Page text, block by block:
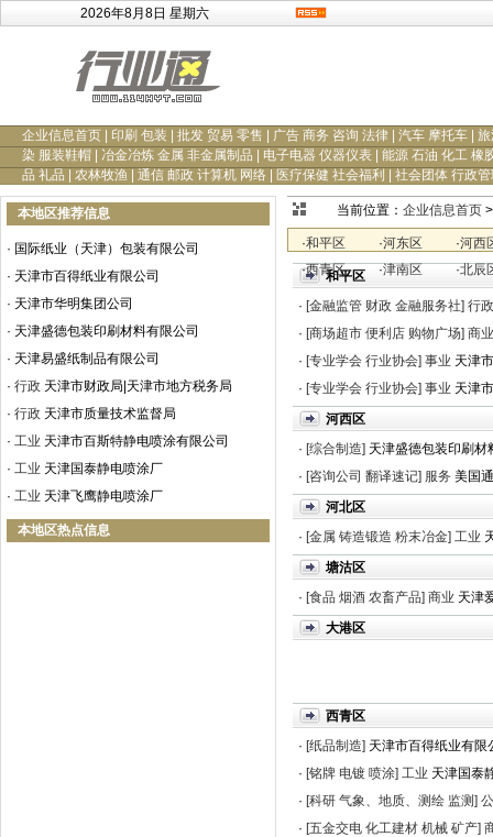
2026年8月8日 星期六
企业信息首页 印刷 包装 批发 贸易 零售 广告 商务 咨询 法律 汽车 摩托车
旅
染 服装鞋帽
冶金冶炼 金属 非金属制品 电子电器 仪器仪表
能源 石油 化工 橡
品 礼品
农林牧渔 通信 邮政 计算机 网络 医疗保健 社会福利 社会团体 行政
本地区推荐信息
· 国际纸业（天津）包装有限公司
· 天津市百得纸业有限公司
· 天津市华明集团公司
· 天津盛德包装印刷材料有限公司
· 天津易盛纸制品有限公司
· 行政 天津市财政局|天津市地方税务局
· 行政 天津市质量技术监督局
· 工业 天津市百斯特静电喷涂有限公司
· 工业 天津国泰静电喷涂厂
· 工业 天津飞鹰静电喷涂厂
本地区热点信息
当前位置： 企业信息首页
·和平区 ·河东区 ·河西
·西青区 ·津南区 ·北辰
和平区
· [金融监管 财政 金融服务社] 行政
· [商场超市 便利店 购物广场] 商业
· [专业学会 行业协会] 事业 天津
· [专业学会 行业协会] 事业 天津
河西区
· [综合制造] 天津盛德包装印刷材
· [咨询公司 翻译速记] 服务 美国
河北区
· [金属 铸造锻造 粉末冶金] 工业
塘沽区
· [食品 烟酒 农畜产品] 商业 天津
大港区
西青区
· [纸品制造] 天津市百得纸业有限
· [铭牌 电镀 喷涂] 工业 天津国泰
· [科研 气象、地质、测绘 监测]
· [五金交电 化工建材 机械 矿产]